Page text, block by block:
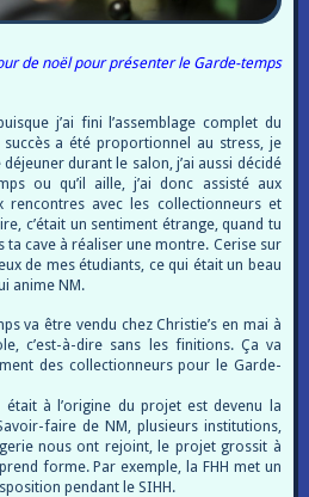
de noël pour présenter le Garde-temps
j’ai fini l’assemblage complet du
a été proportionnel au stress, je
durant le salon, j’ai aussi décidé
ou qu’il aille, j’ai donc assisté aux
rencontres avec les collectionneurs et
c’était un sentiment étrange, quand tu
ta cave à réaliser une montre. Cerise sur
de mes étudiants, ce qui était un beau
anime NM.
va être vendu chez Christie’s en mai à
c’est-à-dire sans les finitions. Ça va
des collectionneurs pour le Garde-
à l’origine du projet est devenu la
faire de NM, plusieurs institutions,
nous ont rejoint, le projet grossit à
forme. Par exemple, la FHH met un
pendant le SIHH.